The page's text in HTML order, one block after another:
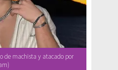
de machista y atacado por